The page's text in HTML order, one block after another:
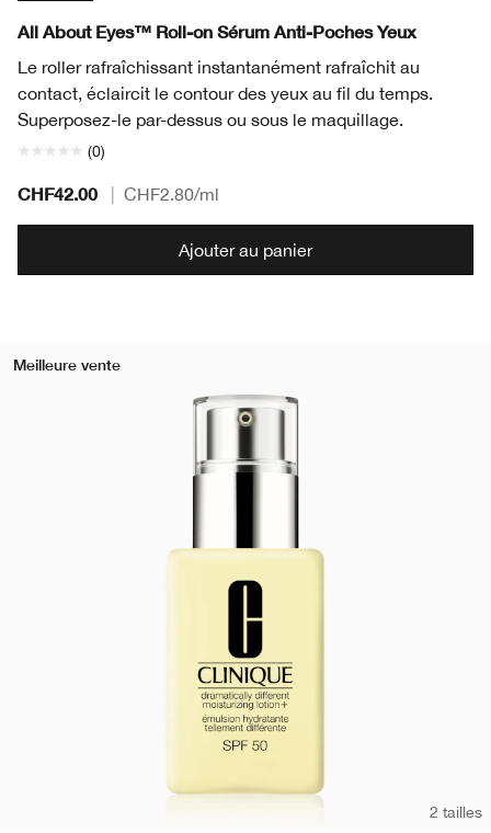
All About Eyes™ Roll-on Sérum Anti-Poches Yeux
Le roller rafraîchissant instantanément rafraîchit au
contact, éclaircit le contour des yeux au fil du temps.
Superposez-le par-dessus ou sous le maquillage.
(0)
CHF42.00 CHF2.80/ml
Ajouter au panier
Meilleure vente
2 tailles